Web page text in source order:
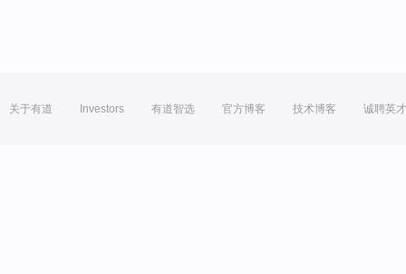
关于有道 Investors 有道智选 官方博客 技术博客 诚聘英才